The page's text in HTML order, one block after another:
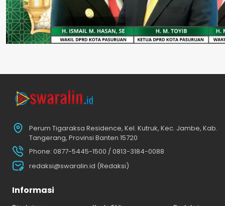
Perum Tigaraksa Residence, Kel. Kutruk, Kec. Jambe, Kab.
Tangerang, Provinsi Banten 15720
Phone: 0877-5445-1500 / 0813-3184-0088
redaksi@swaralin.id (Redaksi)
Informasi